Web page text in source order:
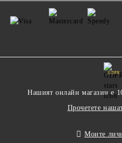
GDPR
Нашият онлайн магазин е
Прочетете
Моите